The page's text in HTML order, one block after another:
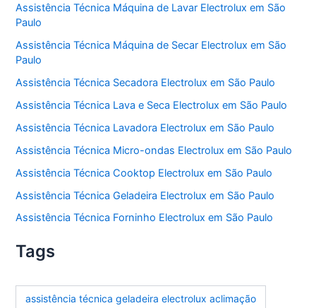
Assistência Técnica Máquina de Lavar Electrolux em São
Paulo
Assistência Técnica Máquina de Secar Electrolux em São
Paulo
Assistência Técnica Secadora Electrolux em São Paulo
Assistência Técnica Lava e Seca Electrolux em São Paulo
Assistência Técnica Lavadora Electrolux em São Paulo
Assistência Técnica Micro-ondas Electrolux em São Paulo
Assistência Técnica Cooktop Electrolux em São Paulo
Assistência Técnica Geladeira Electrolux em São Paulo
Assistência Técnica Forninho Electrolux em São Paulo
Tags
assistência técnica geladeira electrolux aclimação